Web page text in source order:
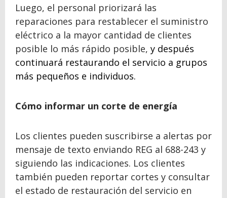
Luego, el personal priorizará las
reparaciones para restablecer el suministro
eléctrico a la mayor cantidad de clientes
posible lo más rápido posible, y después
continuará restaurando el servicio a grupos
más pequeños e individuos.
Cómo informar un corte de energía
Los clientes pueden suscribirse a alertas por
mensaje de texto enviando REG al 688-243 y
siguiendo las indicaciones. Los clientes
también pueden reportar cortes y consultar
el estado de restauración del servicio en